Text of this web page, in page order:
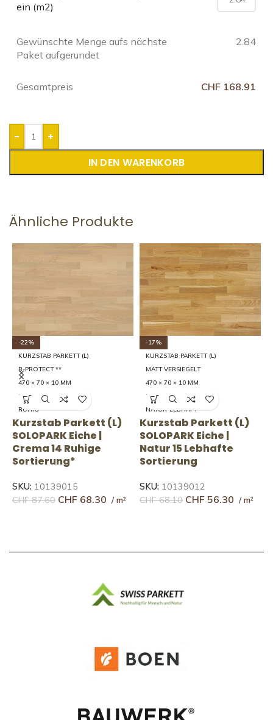
ein (m2)
Gewünschte Menge aufs nächste
Paket aufgerundet
2.84
Gesamtpreis CHF 168.91
-
+
IN DEN WARENKORB
Ähnliche Produkte
-22%
KURZSTAB PARKETT (L)
B-PROTECT **
470 × 70 × 10 MM
14 RUHIG
RUHIG
Kurzstab Parkett (L)
SOLOPARK Eiche |
Crema 14 Ruhige
Sortierung*
SKU: 10139015
CHF87.60 CHF 68.30
-17%
KURZSTAB PARKETT (L)
MATT VERSIEGELT
470 × 70 × 10 MM
15 LEBHAFT
NATUR-LEBHAFT
Kurzstab Parkett (L)
SOLOPARK Eiche |
Natur 15 Lebhafte
Sortierung
SKU: 10139012
CHF68.10 CHF 56.30